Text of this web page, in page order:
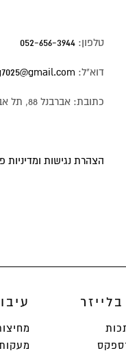
טלפון:052-656-3944
דוא"ל:
כתובת: אברבנל 88, תל אביב
הצהרת נגישות ומדיניות